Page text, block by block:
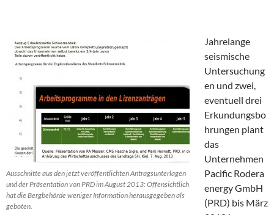
Ausschnitte aus den jetzt veröffentlichten Antragsunterlagen
und der Präsentation von PRD im August 2013: Offensichtlich
hat die Bergbehörde weniger Information herausgegeben als
geboten.
Jahrelange
seismische
Untersuchung
en und zwei,
eventuell drei
Erkundungsbo
hrungen plant
das
Unternehmen
Pacific Rodera
energy GmbH
(PRD) bis März